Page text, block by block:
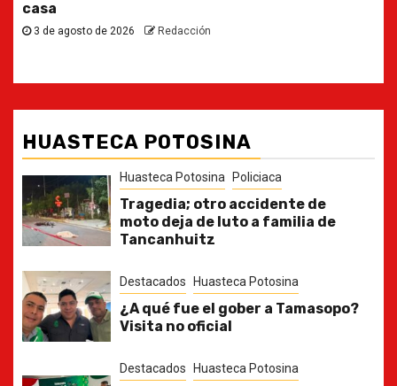
30 de julio de 2026
HUASTECA POTOSINA
Huasteca Potosina Policiaca
Tragedia; otro accidente de
moto deja de luto a familia de
Tancanhuitz
Destacados Huasteca Potosina
¿A qué fue el gober a Tamasopo?
Visita no oficial
Destacados Huasteca Potosina